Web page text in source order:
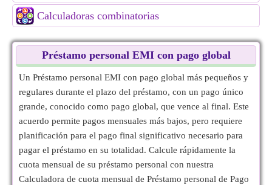
Calculadoras combinatorias
Préstamo personal EMI con pago global
Un Préstamo personal EMI con pago global más pequeños y
regulares durante el plazo del préstamo, con un pago único
grande, conocido como pago global, que vence al final. Este
acuerdo permite pagos mensuales más bajos, pero requiere
planificación para el pago final significativo necesario para
pagar el préstamo en su totalidad. Calcule rápidamente la
cuota mensual de su préstamo personal con nuestra
Calculadora de cuota mensual de Préstamo personal de Pago